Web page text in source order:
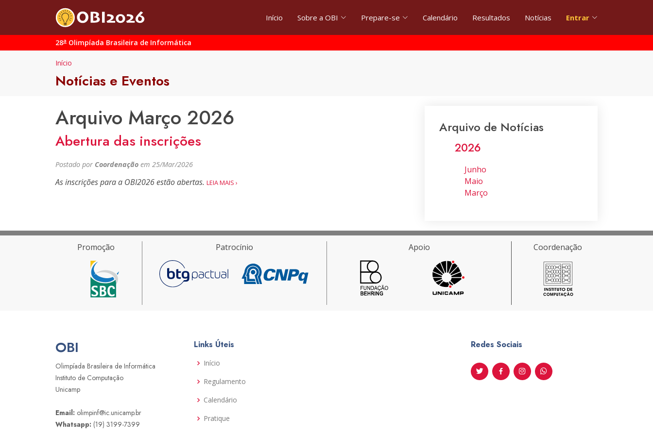
Início Sobre a OBI Prepare-se Calendário Resultados Notícias Entrar
28a Olimpíada Brasileira de Informática
Início
Notícias e Eventos
Arquivo Março 2026
Abertura das inscrições
Postado por Coordenação em 25/Mar/2026
As inscrições para a OBI2026 estão abertas. LEIA MAIS
Arquivo de Notícias
2026
Junho
Maio
Março
Promoção Patrocínio Apoio Coordenação
OBI
Olimpíada Brasileira de Informática
Instituto de Computação
Unicamp
Email: olimpinf@ic.unicamp.br
Whatsapp: (19) 3199-7399
Links Úteis
Início
Regulamento
Calendário
Pratique
Redes Sociais